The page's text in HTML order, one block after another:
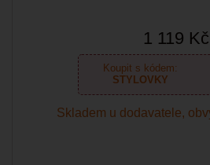
1 119 Kč
Koupit s kódem:
STYLOVKY
Skladem u dodavatele,